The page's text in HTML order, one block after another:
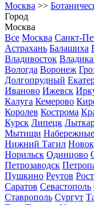
Москва >>
Город
Москва
Все Москва Санкт-
Астрахань Балашиха
Владивосток
Вологда Воронеж
Долгопрудный
Иваново Ижевск
Калуга Кемерово
Королев Кострома
Курск Липецк
Мытищи
Нижний Тагил
Норильск Одинцово
Петрозаводск
Пушкино Реутов
Саратов Севастополь
Ставрополь Сургут